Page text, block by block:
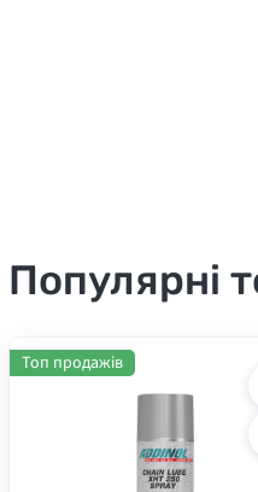
Популярні
Топ продажів